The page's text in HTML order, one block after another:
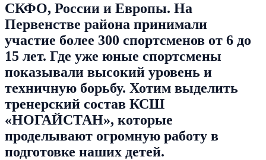
СКФО, России и Европы. На
Первенстве района принимали
участие более 300 спортсменов от 6 до
15 лет. Где уже юные спортсмены
показывали высокий уровень и
техничную борьбу. Хотим выделить
тренерский состав КСШ
«НОГАЙСТАН», которые
проделывают огромную работу в
подготовке наших детей.